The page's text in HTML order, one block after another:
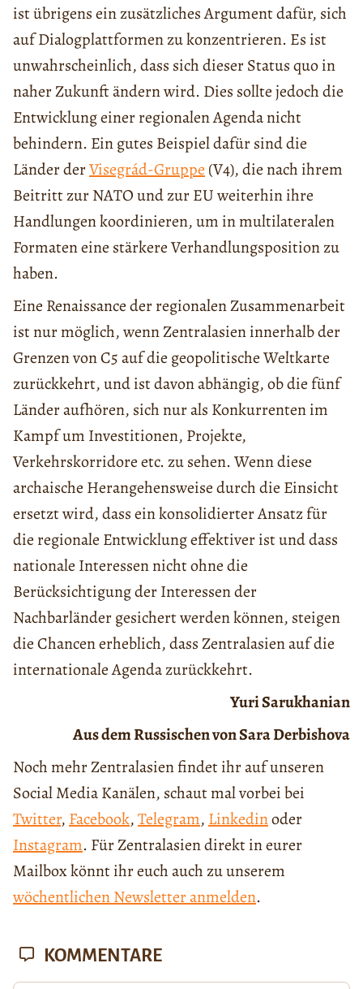
ist übrigens ein zusätzliches Argument dafür, sich
auf Dialogplattformen zu konzentrieren. Es ist
unwahrscheinlich, dass sich dieser Status quo in
naher Zukunft ändern wird. Dies sollte jedoch die
Entwicklung einer regionalen Agenda nicht
behindern. Ein gutes Beispiel dafür sind die
Länder derVisegrád-Gruppe (V4), die nach ihrem
Beitritt zur NATO und zur EU weiterhin ihre
Handlungen koordinieren, um in multilateralen
Formaten eine stärkere Verhandlungsposition zu
haben.
Eine Renaissance der regionalen Zusammenarbeit
ist nur möglich, wenn Zentralasien innerhalb der
Grenzen von C5 auf die geopolitische Weltkarte
zurückkehrt, und ist davon abhängig, ob die fünf
Länder aufhören, sich nur als Konkurrenten im
Kampf um Investitionen, Projekte,
Verkehrskorridore etc. zu sehen. Wenn diese
archaische Herangehensweise durch die Einsicht
ersetzt wird, dass ein konsolidierter Ansatz für
die regionale Entwicklung effektiver ist und dass
nationale Interessen nicht ohne die
Berücksichtigung der Interessen der
Nachbarländer gesichert werden können, steigen
die Chancen erheblich, dass Zentralasien auf die
internationale Agenda zurückkehrt.
Yuri Sarukhanian
Aus dem Russischen von Sara Derbishova
Noch mehr Zentralasien findet ihr auf unseren
Social Media Kanälen, schaut mal vorbei bei
Twitter, Facebook,Telegram, Linkedinoder
Instagram. Für Zentralasien direkt in eurer
Mailbox könnt ihr euch auch zu unserem
wöchentlichen Newsletter anmelden.
KOMMENTARE